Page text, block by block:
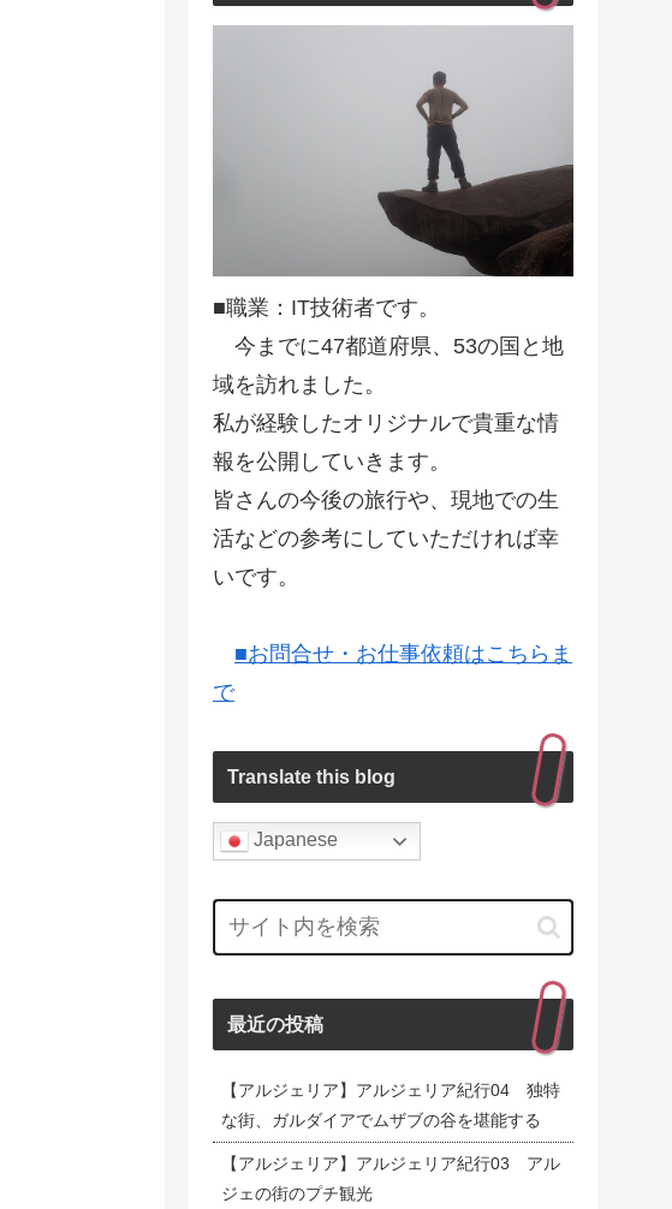
■職業：IT技術者です。
今までに47都道府県、53の国と地
域を訪れました。
私が経験したオリジナルで貴重な情
報を公開していきます。
皆さんの今後の旅行や、現地での生
活などの参考にしていただければ幸
いです。
■お問合せ・お仕事依頼はこちらま
で
Translate this blog
Japanese
最近の投稿
【アルジェリア】アルジェリア紀行04 独特
な街、ガルダイアでムザブの谷を堪能する
【アルジェリア】アルジェリア紀行03 アル
ジェの街のプチ観光